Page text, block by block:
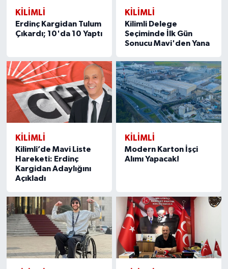
KILIMLI
Erdinç Kargidan Tulum
Çıkardı; 10'da 10 Yaptı
KILIMLI
Kilimli Delege
Seçiminde İlk Gün
Sonucu Mavi'den Yana
KILIMLI
Kilimli’de Mavi Liste
Hareketi: Erdinç
Kargidan Adaylığını
Açıkladı
KILIMLI
Modern Karton İşçi
Alımı Yapacak!